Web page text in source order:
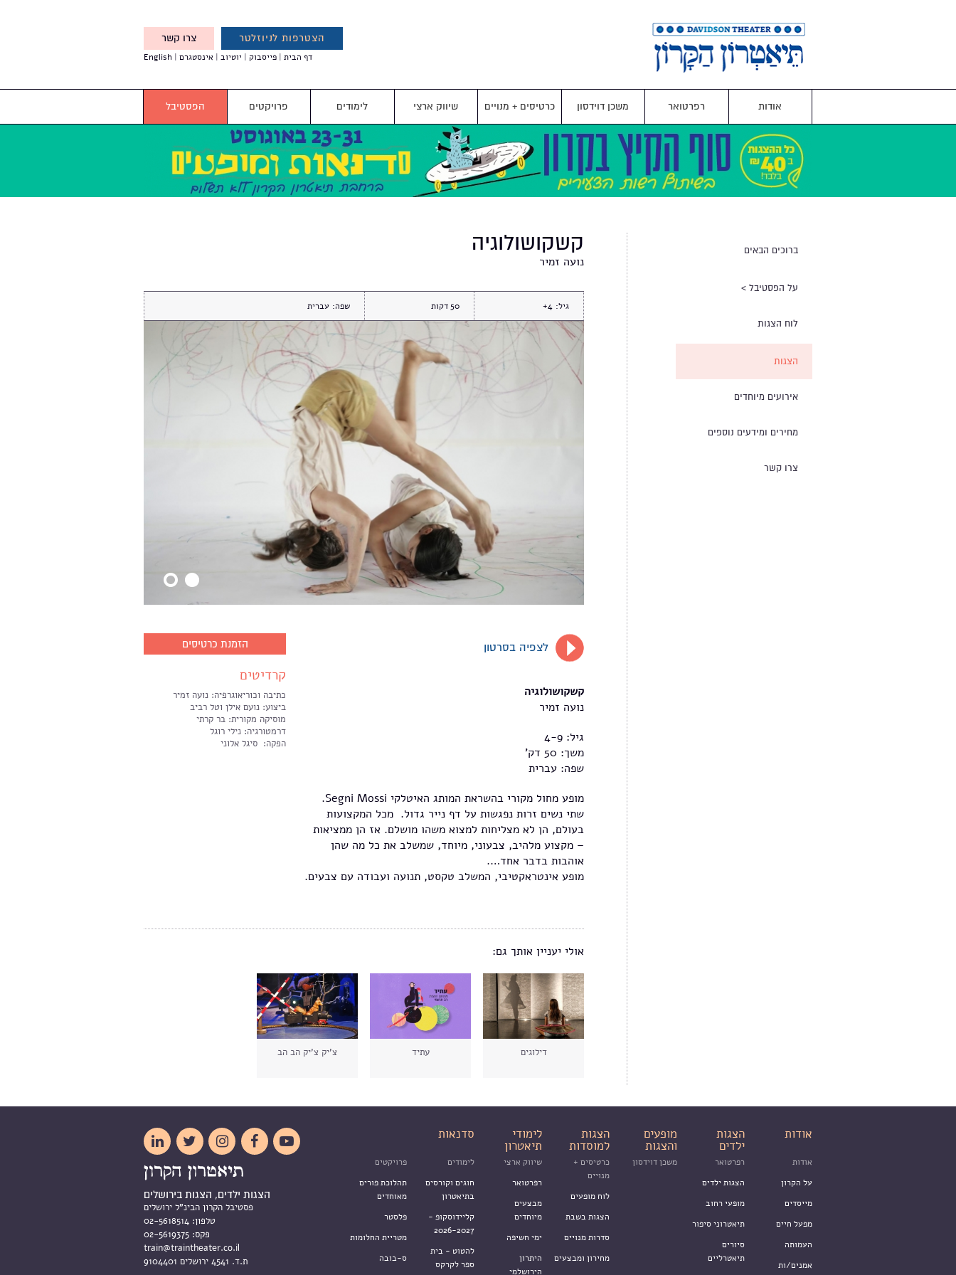
הצטרפות לניוזלטר צרו קשר
והטבות מיוחדות עבורך
דף הבית פייסבוק יוטיוב אינסטגרם English
אודות רפרטואר משכן דוידסון כרטיסים + מנויים שיווק ארצי לימודים פרויקטים הפסטיבל
ברוכים הבאים
על הפסטיבל
לוח הצגות
הצגות
אירועים מיוחדים
מחירים ומידעים נוספים
צרו קשר
קשקושולוגיה
נועה זמיר
גיל: 4+
50 שפה: עברית
לצפיה בסרטון
קשקושולוגיה
נועה זמיר
גיל: 4-9
משך: 50 דק'
שפה: עברית
מופע מחול מקורי בהשראת המותג האיטלקי Segni Mossi.
שתי נשים זרות נפגשות על דף נייר גדול. מכל המקצועות
בעולם, הן לא מצליחות למצוא משהו מושלם. אז הן ממציאות
– מקצוע מלהיב, צבעוני, מיוחד, שמשלב את כל מה שהן
אוהבות בדבר אחד….
מופע אינטראקטיבי, המשלב טקסט, תנועה ועבודה עם צבעים.
הזמנת כרטיסים
קרדיטים
כתיבה וכוריאוגרפיה: נועה זמיר
ביצוע: נועם אילן וטל רביב
מוסיקה מקורית: בר קרתי
דרמטורגיה: נילי רוגל
הפקה: סיגל אלוני
אולי יעניין אותך גם:
דילוגים עתיד צ'יק צ'יק הב הב
אודות הצגות
ילדים
מופעים
והצגות
הצגות
למוסדות
לימודי
תיאטרון
סדנאות
אודות
על הקרון
מייסדים
מפעל חיים
העמותה
אמנים/ות
רפרטואר
הצגות ילדים
מופעי רחוב
תיאטרוני סיפור
סיורים
תיאטרליים
משכן דוידסון
כרטיסים +
מנויים
לוח מופעים
הצגות בשבת
סדרות מנויים
מחירון ומבצעים
שיווק ארצי
רפרטואר
מבצעים
מיוחדים
ימי חשיפה
היתרון
הירושלמי
לימודים
חוגים וקורסים
בתיאטרון
קליידוסקופ -
2026-2027
להטוט - בית
ספר לקרקס
פרויקטים
תהלוכת פורים
מאוחדים
פלסטר
מטריית החלומות
ס-בובה





הצגות ילדים, הצגות בירושלים
פסטיבל הקרון הבינ"ל ירושלים
טלפון:
פקס:
train@traintheater.co.il
ת.ד. 4541 ירושלים 9104401